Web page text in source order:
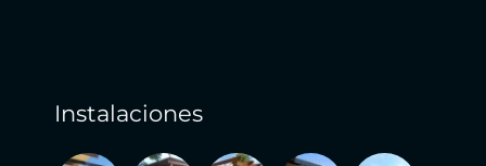
Instalaciones